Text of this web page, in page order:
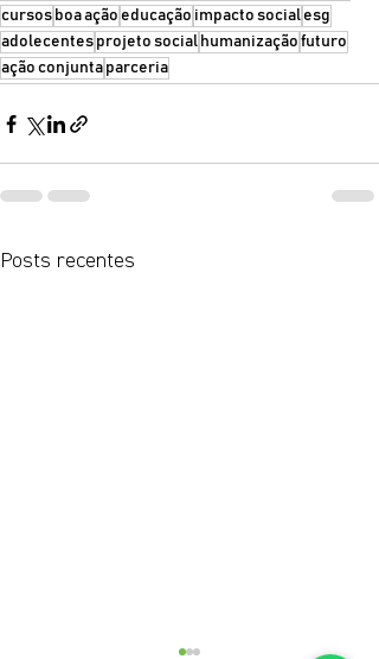
cursos boa ação educação impacto socialesg
adolecentes projeto social humanização futuro
ação conjunta parceria
Posts recentes